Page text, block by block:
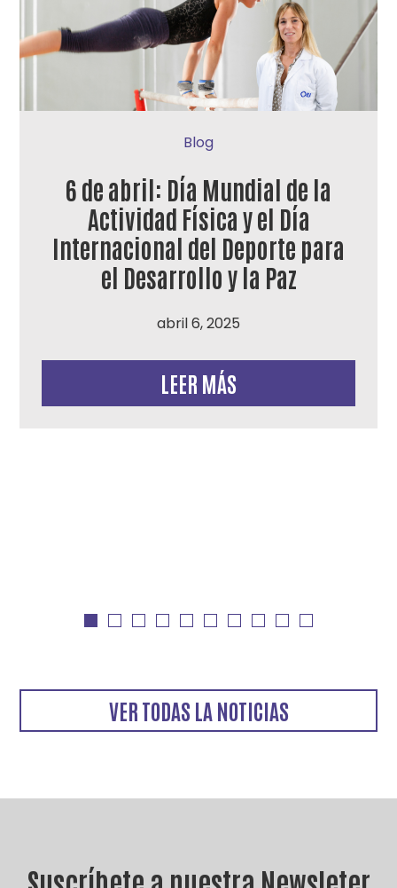
Blog
6 de abril: Día Mundial de la
Actividad Física y el Día
Internacional del Deporte para
el Desarrollo y la Paz
abril 6, 2025
LEER MÁS
VER TODAS LA NOTICIAS